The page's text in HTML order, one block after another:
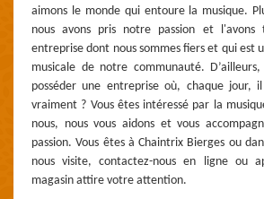
aimons le monde qui entoure la musique.
nous avons pris notre passion et l'avons
entreprise dont nous sommes fiers et qui est
musicale de notre communauté.
posséder une entreprise où, chaque jour,
vraiment ? Vous êtes intéressé par la
nous, nous vous aidons et vous
passion. Vous êtes à Chaintrix Bierges ou
nous visite, contactez-nous en ligne ou
magasin attire votre attention.